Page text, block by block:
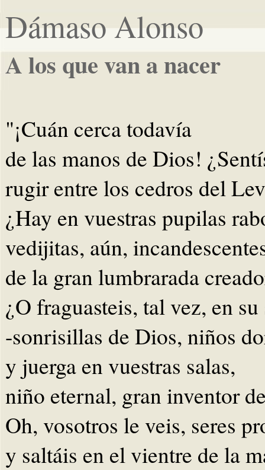
Dámaso Alonso
A los que van a nacer
"¡Cuán cerca todavía
de las manos de Dios!
rugir entre los cedros del
¿Hay en vuestras pupilas
vedijitas, aún,
de la gran lumbrarada
¿O fraguasteis, tal vez, en
-sonrisillas de Dios, niños
y juerga en vuestras salas,
niño eternal, gran inventor
Oh, vosotros le veis, seres
y saltáis en el vientre de la